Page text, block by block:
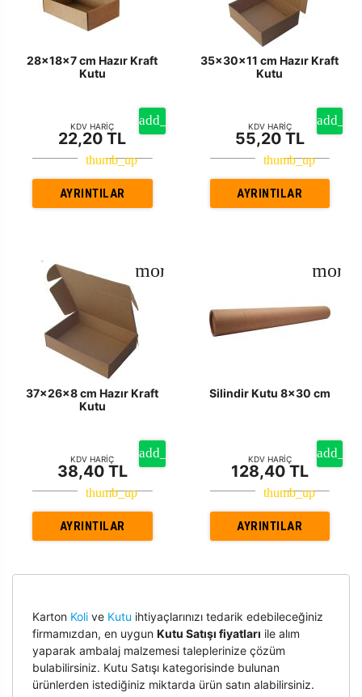
28x18x7 cm Hazır Kraft
Kutu
KDV HARİÇ
22,20 TL
AYRINTILAR
35x30x11 cm Hazır Kraft
Kutu
KDV HARİÇ
55,20 TL
AYRINTILAR
37x26x8 cm Hazır Kraft
Kutu
KDV HARİÇ
38,40 TL
AYRINTILAR
Silindir Kutu 8x30 cm
KDV HARİÇ
128,40 TL
AYRINTILAR
Karton Kolive Kutu ihtiyaçlarınızı tedarik edebileceğiniz
firmamızdan, en uygun Kutu Satışı fiyatları ile alım
yaparak ambalaj malzemesi taleplerinize çözüm
bulabilirsiniz. Kutu Satışı kategorisinde bulunan
ürünlerden istediğiniz miktarda ürün satın alabilirsiniz.